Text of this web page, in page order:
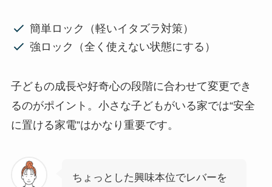
簡単ロック（軽いイタズラ対策）
強ロック（全く使えない状態にする）
子どもの成長や好奇心の段階に合わせて変更でき
るのがポイント。小さな子どもがいる家では“安全
に置ける家電”はかなり重要です。
ちょっとした興味本位でレバーを